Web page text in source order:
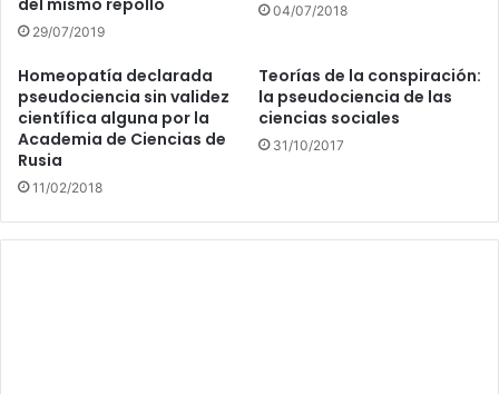
29/07/2019
04/07/2018
Homeopatía declarada
pseudociencia sin validez
científica alguna por la
Academia de Ciencias de
Rusia
11/02/2018
Teorías de la conspiración:
la pseudociencia de las
ciencias sociales
31/10/2017